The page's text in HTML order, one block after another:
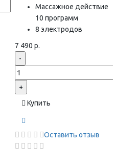
Массажное действие
10 программ
8 электродов
7 490 р.
-
+
Купить
Оставить отзыв